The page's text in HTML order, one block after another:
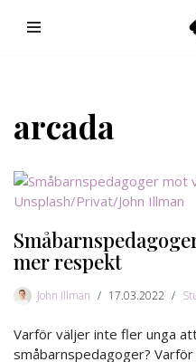
arcada
mer respekt
John Illman 17.03.2022
Varför väljer inte fler unga
småbarnspedagoger?